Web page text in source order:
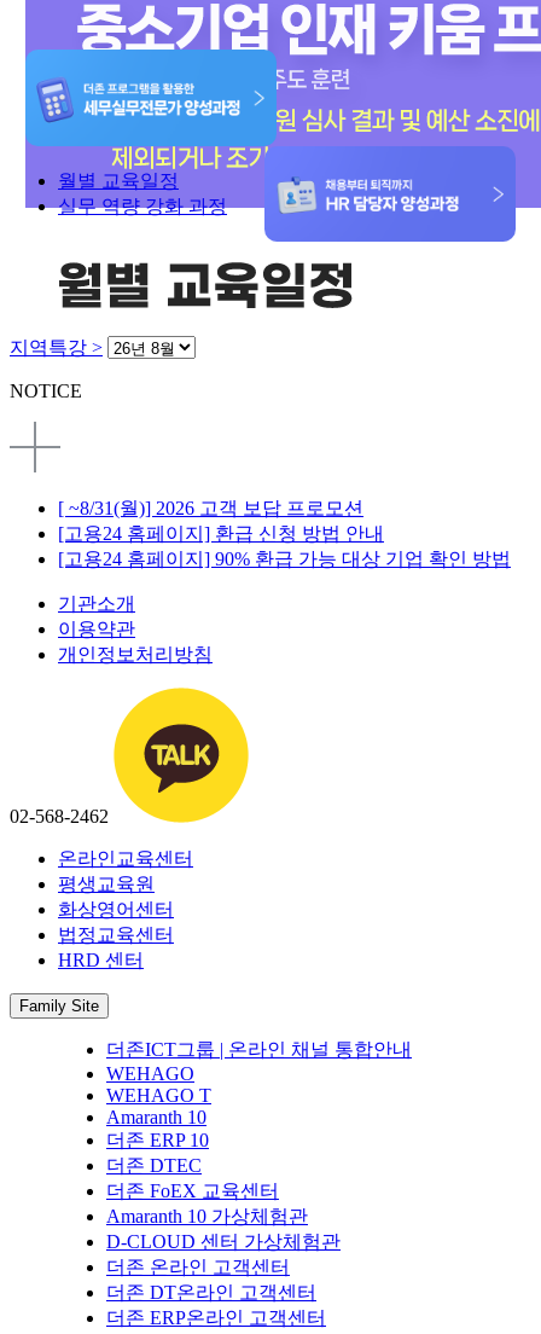
월별 교육일정
실무 역량 강화 과정
지역특강 >
NOTICE
[ ~8/31(월)] 2026 고객 보답 프로모션
[고용24 홈페이지] 환급 신청 방법 안내
[고용24 홈페이지] 90% 환급 가능 대상 기업 확인 방법
기관소개
이용약관
개인정보처리방침
02-568-2462
온라인교육센터
평생교육원
화상영어센터
법정교육센터
HRD 센터
Family Site
더존ICT그룹 | 온라인 채널 통합안내
WEHAGO
WEHAGO T
Amaranth 10
더존 ERP 10
더존 DTEC
더존 FoEX 교육센터
Amaranth 10 가상체험관
D-CLOUD 센터 가상체험관
더존 온라인 고객센터
더존 DT온라인 고객센터
더존 ERP온라인 고객센터